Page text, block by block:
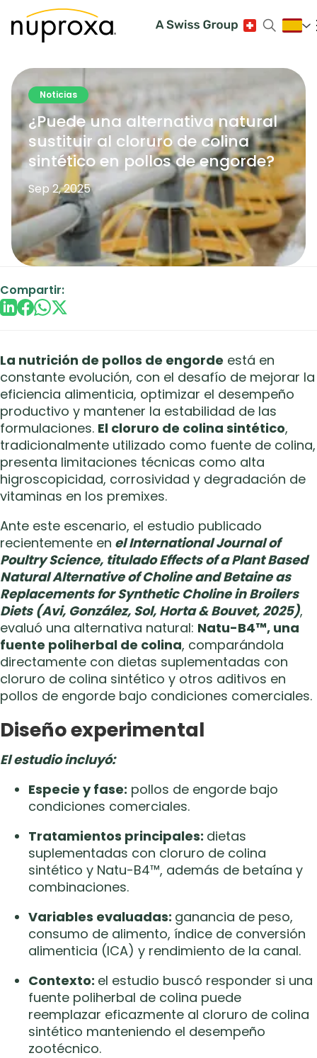
Noticias
¿Puede una alternativa natural
sustituir al cloruro de colina
sintético en pollos de engorde?
Sep 2, 2025
Compartir:
La nutrición de pollos de engorde está en
constante evolución, con el desafío de mejorar la
eficiencia alimenticia, optimizar el desempeño
productivo y mantener la estabilidad de las
formulaciones. El cloruro de colina sintético,
tradicionalmente utilizado como fuente de colina,
presenta limitaciones técnicas como alta
higroscopicidad, corrosividad y degradación de
vitaminas en los premixes.
Ante este escenario, el estudio publicado
recientemente en el International Journal of
Poultry Science, titulado Effects of a Plant Based
Natural Alternative of Choline and Betaine as
Replacements for Synthetic Choline in Broilers
Diets (Avi, González, Sol, Horta & Bouvet, 2025),
evaluó una alternativa natural: Natu-B4™, una
fuente poliherbal de colina, comparándola
directamente con dietas suplementadas con
cloruro de colina sintético y otros aditivos en
pollos de engorde bajo condiciones comerciales.
Diseño experimental
El estudio incluyó:
Especie y fase: pollos de engorde bajo
condiciones comerciales.
Tratamientos principales: dietas
suplementadas con cloruro de colina
sintético y Natu-B4™, además de betaína y
combinaciones.
Variables evaluadas: ganancia de peso,
consumo de alimento, índice de conversión
alimenticia (ICA) y rendimiento de la canal.
Contexto: el estudio buscó responder si una
fuente poliherbal de colina puede
reemplazar eficazmente al cloruro de colina
sintético manteniendo el desempeño
zootécnico.